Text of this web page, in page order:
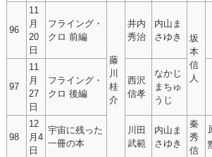
96
11
月
20
日
フライング・
クロ 前編
藤
川
桂
介
井内
秀治
内山ま
さゆき
坂
本
信
人
97
11
月
27
日
フライング・
クロ 後編
西沢
信孝
なかじ
まちゅ
うじ
98
12
月4
日
宇宙に残った
一冊の本
川田
武範
内山ま
さゆき
秦
秀
信